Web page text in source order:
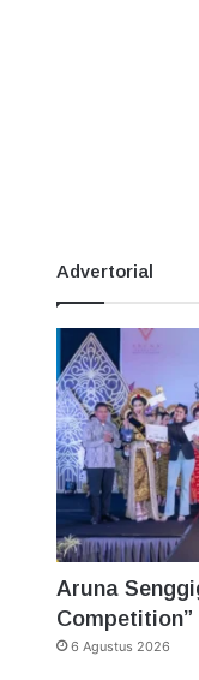
Advertorial
Aruna
Competition”
6 Agustus 2026